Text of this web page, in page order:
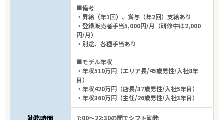
■備考
・昇給（年1回）、賞与（年2回）支給あり
・登録販売者手当5,000円/月（研修中は2,000
円/月）
・別途、各種手当あり
■モデル年収
・年収510万円（エリア長/45歳男性/入社8年
目）
・年収420万円（店長/37歳男性/入社5年目）
・年収360万円（主任/26歳男性/入社3年目）
勤務時間
7:00～22:30の間でシフト勤務